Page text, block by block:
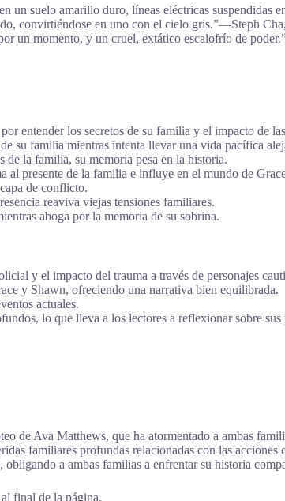
un suelo amarillo duro, líneas eléctricas
convirtiéndose en uno con el cielo gris.”―Steph
un momento, y un cruel, extático escalofrío de
entender los secretos de su familia y el impacto de
su familia mientras intenta llevar una vida pacífica
de la familia, su memoria pesa en la historia.
al presente de la familia e influye en el mundo de
de conflicto.
reaviva viejas tensiones familiares.
aboga por la memoria de su sobrina.
y el impacto del trauma a través de personajes
y Shawn, ofreciendo una narrativa bien equilibrada.
actuales.
lo que lleva a los lectores a reflexionar sobre sus
de Ava Matthews, que ha atormentado a ambas
familiares profundas relacionadas con las acciones
a ambas familias a enfrentar su historia
final de la página.